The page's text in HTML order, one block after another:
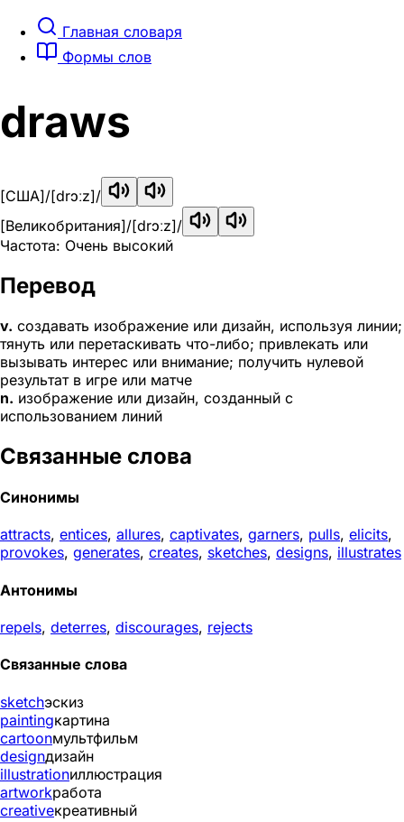
Главная словаря
Формы слов
draws
[США]/[drɔːz]/
[Великобритания]/[drɔːz]/
Частота: Очень высокий
Перевод
v. создавать изображение или дизайн, используя линии;
тянуть или перетаскивать что-либо; привлекать или
вызывать интерес или внимание; получить нулевой
результат в игре или матче
n. изображение или дизайн, созданный с
использованием линий
Связанные слова
Синонимы
attracts, entices, allures, captivates, garners, pulls, elicits,
provokes, generates, creates, sketches, designs, illustrates
Антонимы
repels, deterres, discourages, rejects
Связанные слова
sketchэскиз
paintingкартина
cartoonмультфильм
designдизайн
illustrationиллюстрация
artworkработа
creativeкреативный